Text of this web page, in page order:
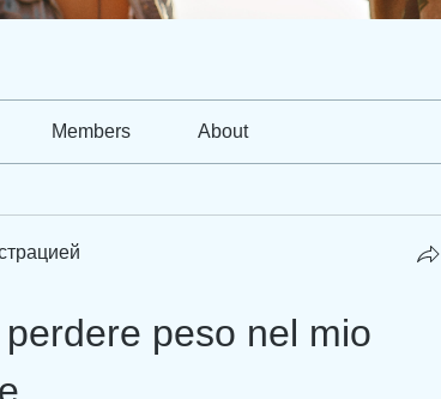
Members About
peso nel mio